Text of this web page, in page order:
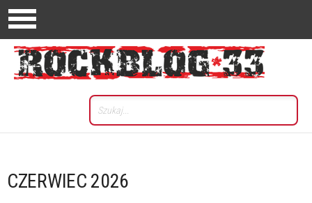
CZERWIEC 2026